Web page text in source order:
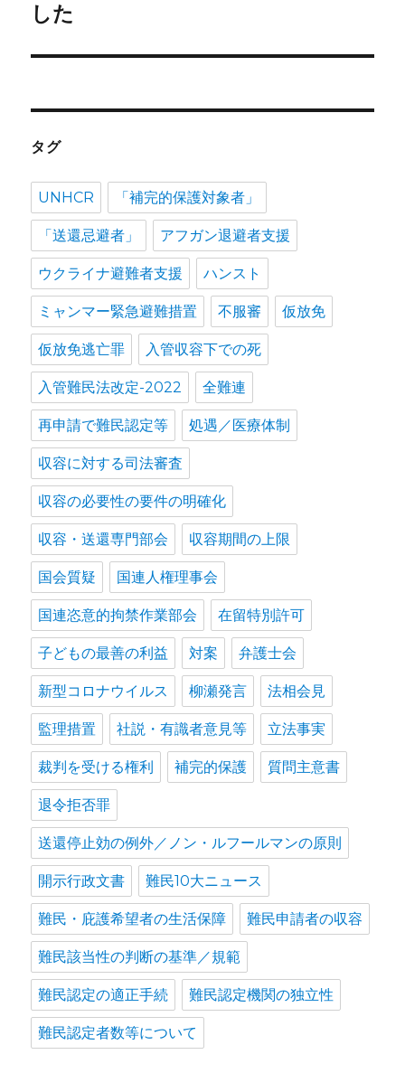
した
タグ
UNHCR 「補完的保護対象者」
「送還忌避者」 アフガン退避者支援
ウクライナ避難者支援 ハンスト
ミャンマー緊急避難措置 不服審 仮放免
仮放免逃亡罪 入管収容下での死
入管難民法改定-2022 全難連
再申請で難民認定等 処遇／医療体制
収容に対する司法審査
収容の必要性の要件の明確化
収容・送還専門部会 収容期間の上限
国会質疑 国連人権理事会
国連恣意的拘禁作業部会 在留特別許可
子どもの最善の利益 対案 弁護士会
新型コロナウイルス 柳瀬発言 法相会見
監理措置 社説・有識者意見等 立法事実
裁判を受ける権利 補完的保護 質問主意書
退令拒否罪
送還停止効の例外／ノン・ルフールマンの原則
開示行政文書 難民10大ニュース
難民・庇護希望者の生活保障 難民申請者の収容
難民該当性の判断の基準／規範
難民認定の適正手続 難民認定機関の独立性
難民認定者数等について